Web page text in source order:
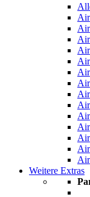
Weitere Extras